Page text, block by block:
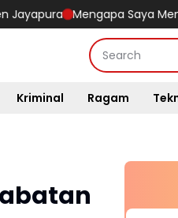
Mengapa Saya Menulis
Kriminal Ragam